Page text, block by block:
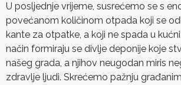
U posljednje vrijeme, susrećemo se s
povećanom količinom otpada koji se
kante za otpatke, a koji ne spada u
način formiraju se divlje deponije koje
našeg grada, a njihov neugodan miris
zdravlje ljudi. Skrećemo pažnju